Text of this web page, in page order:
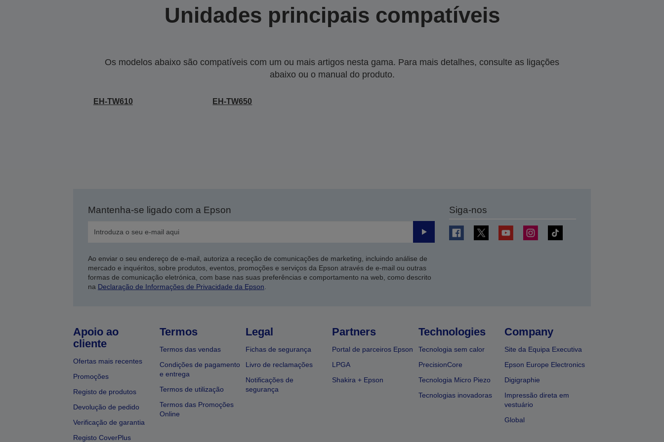
Unidades principais compatíveis
Os modelos abaixo são compatíveis com um ou mais artigos nesta gama. Para mais detalhes, consulte as ligações
abaixo ou o manual do produto.
EH-TW610 EH-TW650
Mantenha-se ligado com a Epson
Enviar
Ao enviar o seu endereço de e-mail, autoriza a receção de comunicações de marketing, incluindo análise de
mercado e inquéritos, sobre produtos, eventos, promoções e serviços da Epson através de e-mail ou outras
formas de comunicação eletrónica, com base nas suas preferências e comportamento na web, como descrito
na Declaração de Informações de Privacidade da Epson
Siga-nos
Apoio ao
cliente
Ofertas mais recentes
Promoções
Registo de produtos
Devolução de pedido
Verificação de garantia
Registo CoverPlus
Termos
Termos das vendas
Condições de pagamento
e entrega
Termos de utilização
Termos das Promoções
Online
Legal
Fichas de segurança
Livro de reclamações
Notificações de
segurança
Partners
Portal de parceiros Epson
LPGA
Shakira + Epson
Technologies
Tecnologia sem calor
PrecisionCore
Tecnologia Micro Piezo
Tecnologias inovadoras
Company
Site da Equipa Executiva
Epson Europe Electronics
Digigraphie
Impressão direta em
vestuário
Global